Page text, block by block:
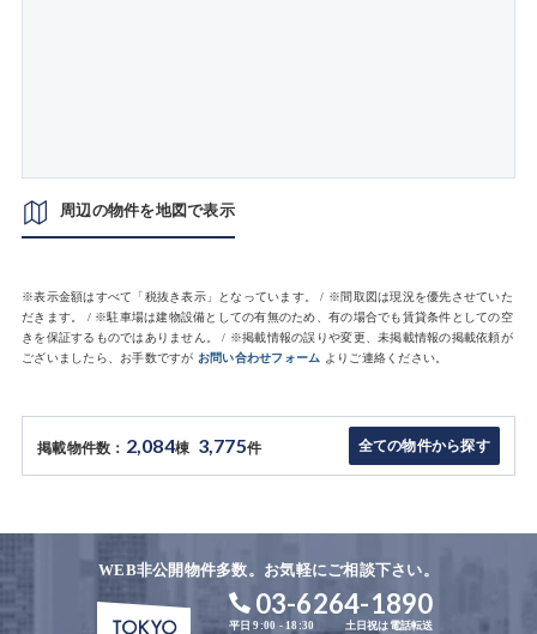
周辺の物件を地図で表示
※表示金額はすべて「税抜き表示」となっています。 / ※間取図は現況を優先させていた
だきます。 / ※駐車場は建物設備としての有無のため、有の場合でも賃貸条件としての空
きを保証するものではありません。 / ※掲載情報の誤りや変更、未掲載情報の掲載依頼が
ございましたら、お手数ですが お問い合わせフォーム よりご連絡ください。
掲載物件数： 2,084棟 3,775件 全ての物件から探す
WEB非公開物件多数。お気軽にご相談下さい。
03-6264-1890
平日 9:00 - 18:30 土日祝は電話転送